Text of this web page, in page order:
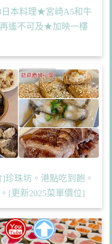
日本料理★宮崎A5和牛
遙不可及★加映一樓
珍珠坊。港點吃到飽。
[更新2025菜單價位]